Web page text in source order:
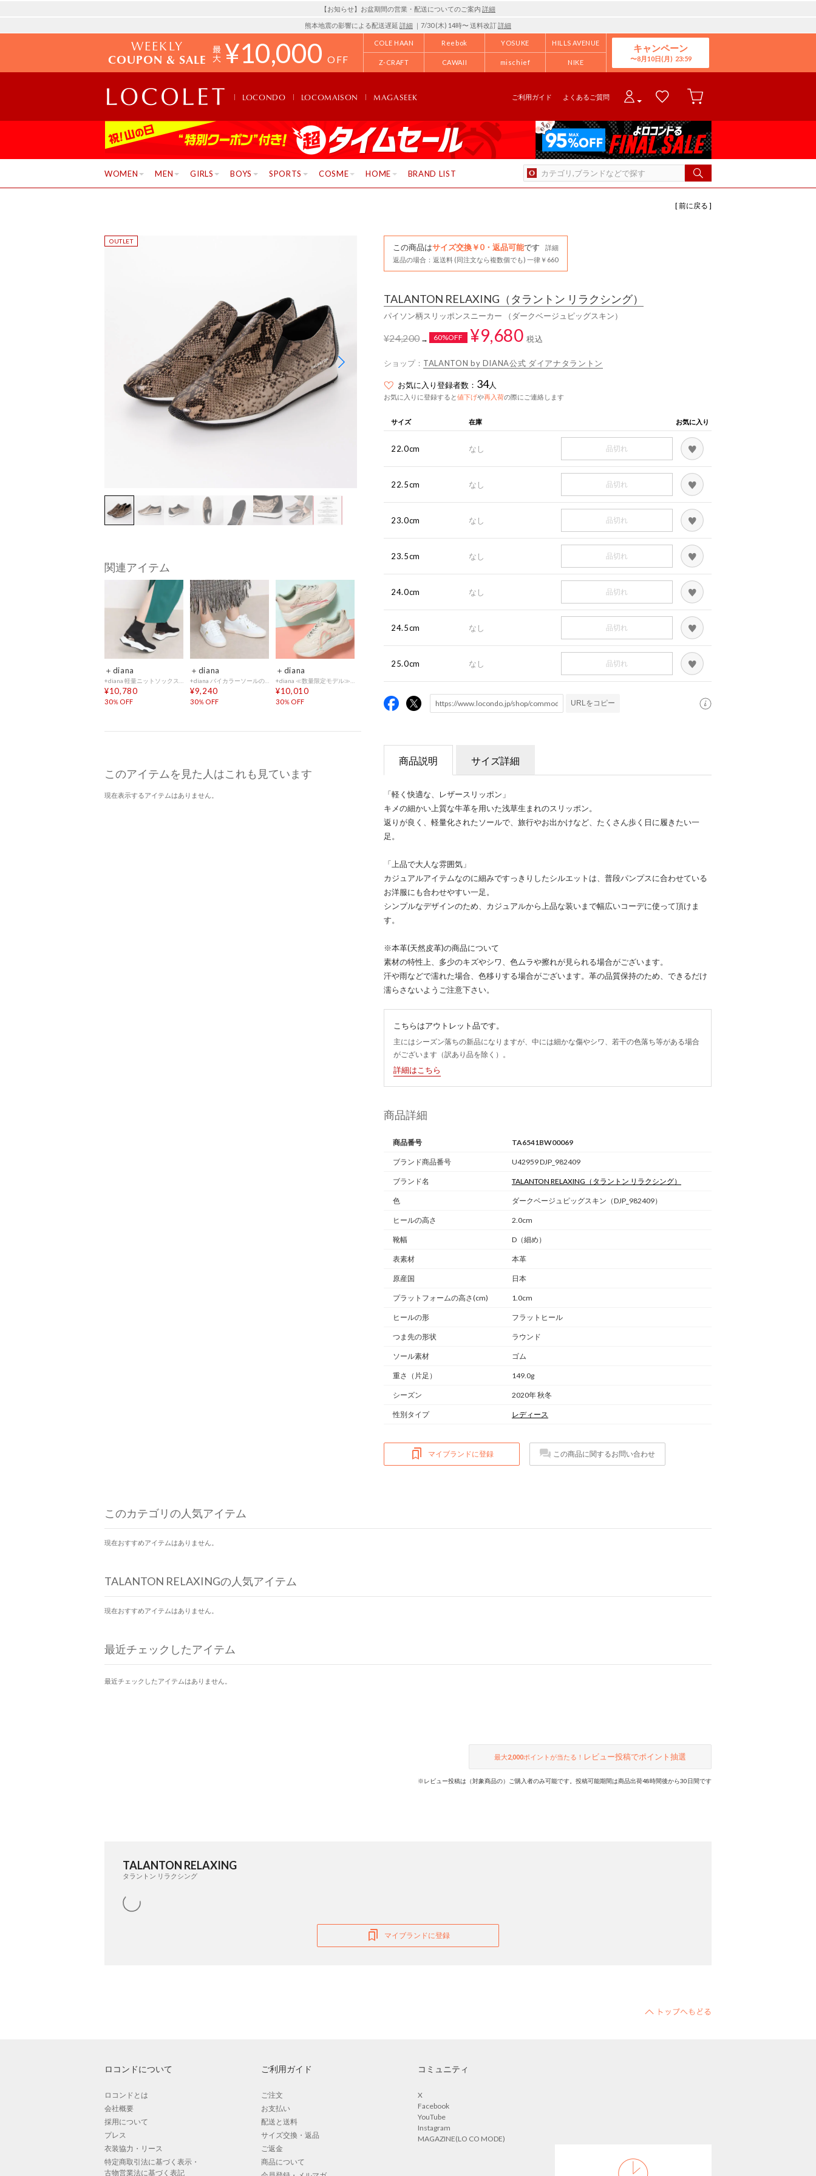
【お知らせ】お盆期間の営業・配送についてのご案内 詳細
熊本地震の影響による配送遅延 詳細 ｜7/30 (木) 14時〜 送料改訂詳細
WEEKLY
COUPON & SALE ¥10,000 OFF
COLE HAAN Reebok YOSUKE HILLS AVENUE
Z-CRAFT CAWAII mischief NIKE
キャンペーン
8月10日(月)
LOCONDO LOCOMAISON MAGASEEK ご利用ガイド よくあるご質問
WOMEN MEN GIRLS BOYS SPORTS COSME HOME BRAND LIST
[ 前に戻る ]
関連アイテム
＋diana
¥10,780
30％OFF
＋diana
¥9,240
30％OFF
＋diana
¥10,010
30％OFF
このアイテムを見た人はこれも見ています
現在表示するアイテムはありません。
この商品はサイズ交換￥0・返品可能です
詳細
返品の場合：返送料 (同注文なら複数個でも) 一律￥660
TALANTON RELAXING （タラントン リラクシング）
パイソン柄スリッポンスニーカー （ダークベージュピッグスキン）
¥24,200→ 60%OFF ¥9,680 税込
ショップ： TALANTON by DIANA公式 ダイアナタラントン
お気に入り登録者数： 34人
お気に入りに登録すると値下げや再入荷の際にご連絡します
サイズ 在庫 お気に入り
22.0cm なし 品切れ
22.5cm なし 品切れ
23.0cm なし 品切れ
23.5cm なし 品切れ
24.0cm なし 品切れ
24.5cm なし 品切れ
25.0cm なし 品切れ
URLをコピー
商品説明 サイズ詳細
「軽く快適な、レザースリッポン」
キメの細かい上質な牛革を用いた浅草生まれのスリッポン。
返りが良く、軽量化されたソールで、旅行やお出かけなど、たくさん歩く日に履きたい一
足。
「上品で大人な雰囲気」
カジュアルアイテムなのに細みですっきりしたシルエットは、普段パンプスに合わせている
お洋服にも合わせやすい一足。
シンプルなデザインのため、カジュアルから上品な装いまで幅広いコーデに使って頂けま
す。
※本革(天然皮革)の商品について
素材の特性上、多少のキズやシワ、色ムラや擦れが見られる場合がございます。
汗や雨などで濡れた場合、色移りする場合がございます。革の品質保持のため、できるだけ
濡らさないようご注意下さい。
こちらはアウトレット品です。
主にはシーズン落ちの新品になりますが、中には細かな傷やシワ、若干の色落ち等がある場合
がございます（訳あり品を除く）。
詳細はこちら
商品詳細
商品番号 TA6541BW00069
ブランド商品番号 U42959 DJP_982409
ブランド名 TALANTON RELAXING （タラントン リラクシング）
色 ダークベージュピッグスキン（DJP_982409）
ヒールの高さ 2.0cm
靴幅 D（細め）
表素材 本革
原産国 日本
プラットフォームの高さ(cm) 1.0cm
ヒールの形 フラットヒール
つま先の形状 ラウンド
ソール素材 ゴム
重さ （片足） 149.0g
シーズン 2020年 秋冬
性別タイプ レディース
マイブランドに登録 この商品に関するお問い合わせ
このカテゴリの人気アイテム
現在おすすめアイテムはありません。
TALANTON RELAXINGの人気アイテム
現在おすすめアイテムはありません。
最近チェックしたアイテム
最近チェックしたアイテムはありません。
最大2,000ポイントが当たる！ レビュー投稿でポイント抽選
※レビュー投稿は（対象商品の）ご購入者のみ可能です。投稿可能期間は商品出荷48時間後から30日間です
TALANTON RELAXING
タラントン リラクシング
マイブランドに登録
ロコンドについて
ロコンドとは
会社概要
採用について
プレス
衣装協力・リース
特定商取引法に基づく表示・
古物営業法に基づく表記
ご利用ガイド
ご注文
お支払い
配送と送料
サイズ交換・返品
ご返金
商品について
コミュニティ
X
Facebook
YouTube
Instagram
MAGAZINE(LO CO MODE)